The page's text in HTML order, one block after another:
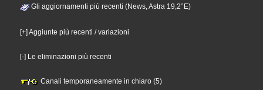
Gli aggiornamenti più recenti (News, Astra 19,2°E)
[+] Aggiunte più recenti / variazioni
[-] Le eliminazioni più recenti
Canali temporaneamente in chiaro (5)